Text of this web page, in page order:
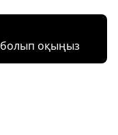
болып оқыңыз